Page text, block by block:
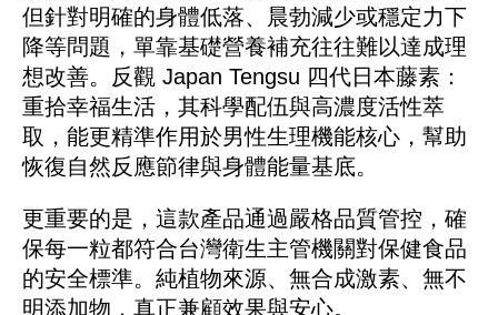
但針對明確的身體低落、晨勃減少或穩定力下
降等問題，單靠基礎營養補充往往難以達成理
想改善。反觀 Japan Tengsu 四代日本藤素：
重拾幸福生活，其科學配伍與高濃度活性萃
取，能更精準作用於男性生理機能核心，幫助
恢復自然反應節律與身體能量基底。
更重要的是，這款產品通過嚴格品質管控，確
保每一粒都符合台灣衛生主管機關對保健食品
的安全標準。純植物來源、無合成激素、無不
明添加物，真正兼顧效果與安心。